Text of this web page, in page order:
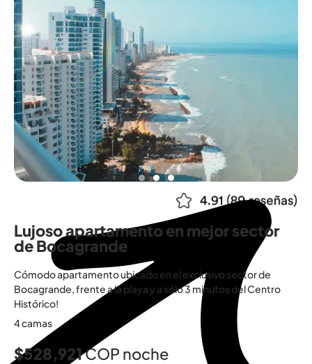
Lujoso apartamento en mejor sector
de Bocagrande
Cómodo apartamento ubicado en el exclusivo sector de
Bocagrande, frente a la playa y a sólo 3 minutos del Centro
Histórico!
4 camas
$528,921COP noche